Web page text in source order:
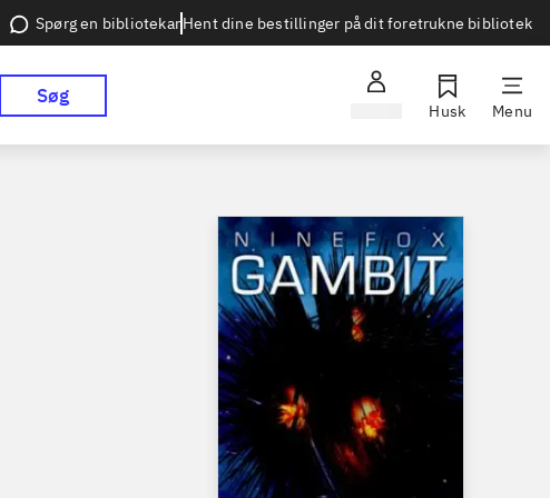
Spørg en bibliotekarHent dine bestillinger på dit foretrukne bibliotek
Søg
Husk Menu